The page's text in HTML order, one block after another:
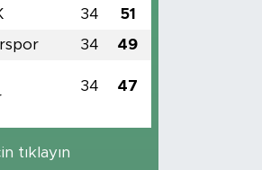
34 51
34 49
34 47
tıklayın